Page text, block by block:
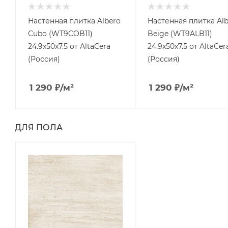
Настенная плитка Albero
Cubo (WT9COB11)
24.9x50x7.5 от AltaCera
(Россия)
1 290 ₽/м²
Настенная плитка
Beige (WT9ALB11)
24.9x50x7.5 от
(Россия)
1 290 ₽/м²
ДЛЯ ПОЛА